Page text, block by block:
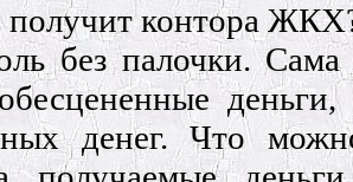
контора
без палочки. Сама
денег. Что